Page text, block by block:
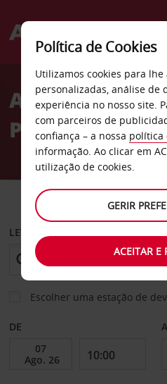
Welcome
AvisAluguer de
P
CARRO
LEVANTAR EM
Escolher uma estação de
DE
Política de Cookies
Utilizamos cookies para
personalizadas, análise de
experiência no nosso site.
com parceiros de
confiança – a nossa política
informação. Ao clicar em
utilização de cookies.
GERIR
ACEITAR E